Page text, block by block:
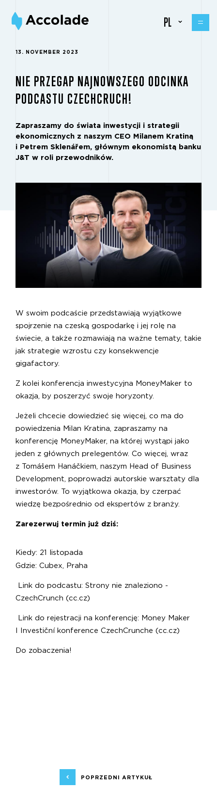
PL
13. NOVEMBER 2023
NIE PRZEGAP NAJNOWSZEGO ODCINKA
PODCASTU CZECHCRUCH!
Zapraszamy do świata inwestycji i strategii
ekonomicznych z naszym CEO Milanem Kratiną
i Petrem Sklenářem, głównym ekonomistą banku
J&T w roli przewodników.
W swoim podcaście przedstawiają wyjątkowe
spojrzenie na czeską gospodarkę i jej rolę na
świecie, a także rozmawiają na ważne tematy, takie
jak strategie wzrostu czy konsekwencje
gigafactory.
Z kolei konferencja inwestycyjna MoneyMaker to
okazja, by poszerzyć swoje horyzonty.
Jeżeli chcecie dowiedzieć się więcej, co ma do
powiedzenia Milan Kratina, zapraszamy na
konferencję MoneyMaker, na której wystąpi jako
jeden z głównych prelegentów. Co więcej, wraz
z Tomášem Hanáčkiem, naszym Head of Business
Development, poprowadzi autorskie warsztaty dla
inwestorów. To wyjątkowa okazja, by czerpać
wiedzę bezpośrednio od ekspertów z branży.
Zarezerwuj termin już dziś:
Kiedy: 21 listopada
Gdzie: Cubex, Praha
Link do podcastu: Strony nie znaleziono -
CzechCrunch (cc.cz)
Link do rejestracji na konferencję: Money Maker
I Investiční konference CzechCrunche (cc.cz)
Do zobaczenia!
POPRZEDNI ARTYKUŁ